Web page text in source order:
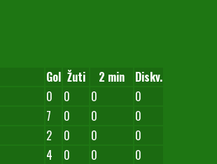
Gol Žuti 2 min
Diskv.
0 0 0
0
7 0 0
0
2 0 0
0
4 0 0
0